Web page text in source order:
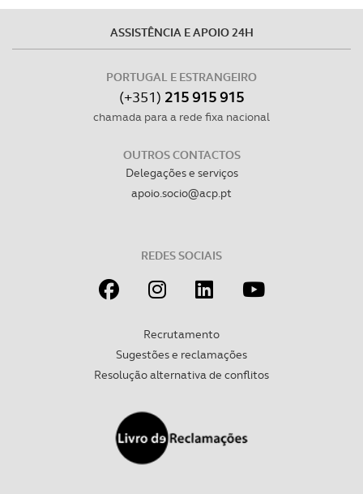
ASSISTÊNCIA E APOIO 24H
PORTUGAL E ESTRANGEIRO
(+351) 215 915 915
chamada para a rede fixa nacional
OUTROS CONTACTOS
Delegações e serviços
apoio.socio@acp.pt
REDES SOCIAIS
Recrutamento
Sugestões e reclamações
Resolução alternativa de conflitos